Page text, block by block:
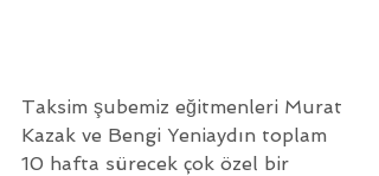
Taksim şubemiz eğitmenleri Murat
Kazak ve Bengi Yeniaydın toplam
10 hafta sürecek çok özel bir